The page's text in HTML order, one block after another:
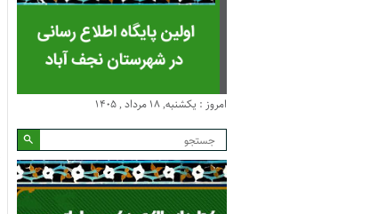
امروز : یکشنبه, ۱۸ مرداد , ۱۴۰۵